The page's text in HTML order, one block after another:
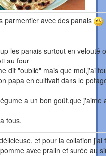
parmentier avec des panais
les panais surtout en velouté
au four
dit "oublié" mais que moi,j'ai
papa en cultivait dans le
a un bon goût,que j'aime
tous.
et pour la collation j'ai
avec pralin et surée au